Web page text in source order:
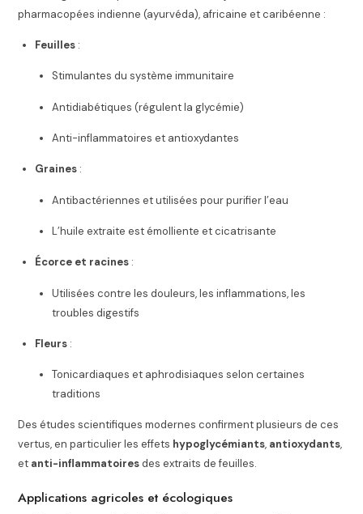
pharmacopées indienne (ayurvéda), africaine et caribéenne :
Feuilles :
Stimulantes du système immunitaire
Antidiabétiques (régulent la glycémie)
Anti-inflammatoires et antioxydantes
Graines :
Antibactériennes et utilisées pour purifier l’eau
L’huile extraite est émolliente et cicatrisante
Écorce et racines :
Utilisées contre les douleurs, les inflammations, les
troubles digestifs
Fleurs :
Tonicardiaques et aphrodisiaques selon certaines
traditions
Des études scientifiques modernes confirment plusieurs de ces
vertus, en particulier les effets hypoglycémiants, antioxydants,
et anti-inflammatoiresdes extraits de feuilles.
Applications agricoles et écologiques